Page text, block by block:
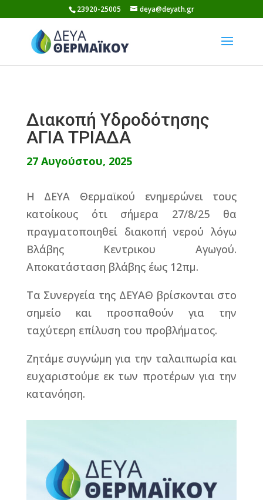
to
content
23920-25005 deya@deyath.gr
Διακοπή Υδροδότησης
ΑΓΙΑ ΤΡΙΑΔΑ
27 Αυγούστου, 2025
Η ΔΕΥΑ Θερμαϊκού ενημερώνει τους
κατοίκους ότι σήμερα 27/8/25 θα
πραγματοποιηθεί διακοπή νερού λόγω
Βλάβης Κεντρικου Αγωγού.
Αποκατάσταση βλάβης έως 12πμ.
Τα Συνεργεία της ΔΕΥΑΘ βρίσκονται στο
σημείο και προσπαθούν για την
ταχύτερη επίλυση του προβλήματος.
Ζητάμε συγνώμη για την ταλαιπωρία και
ευχαριστούμε εκ των προτέρων για την
κατανόηση.